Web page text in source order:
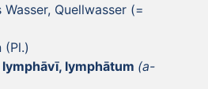
Wasser, Quellwasser (=
(Pl.)
lymphātum (a-